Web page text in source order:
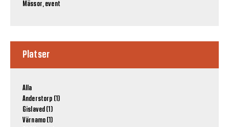
Mässor, event
Platser
Alla
Anderstorp (1)
Gislaved (1)
Värnamo (1)